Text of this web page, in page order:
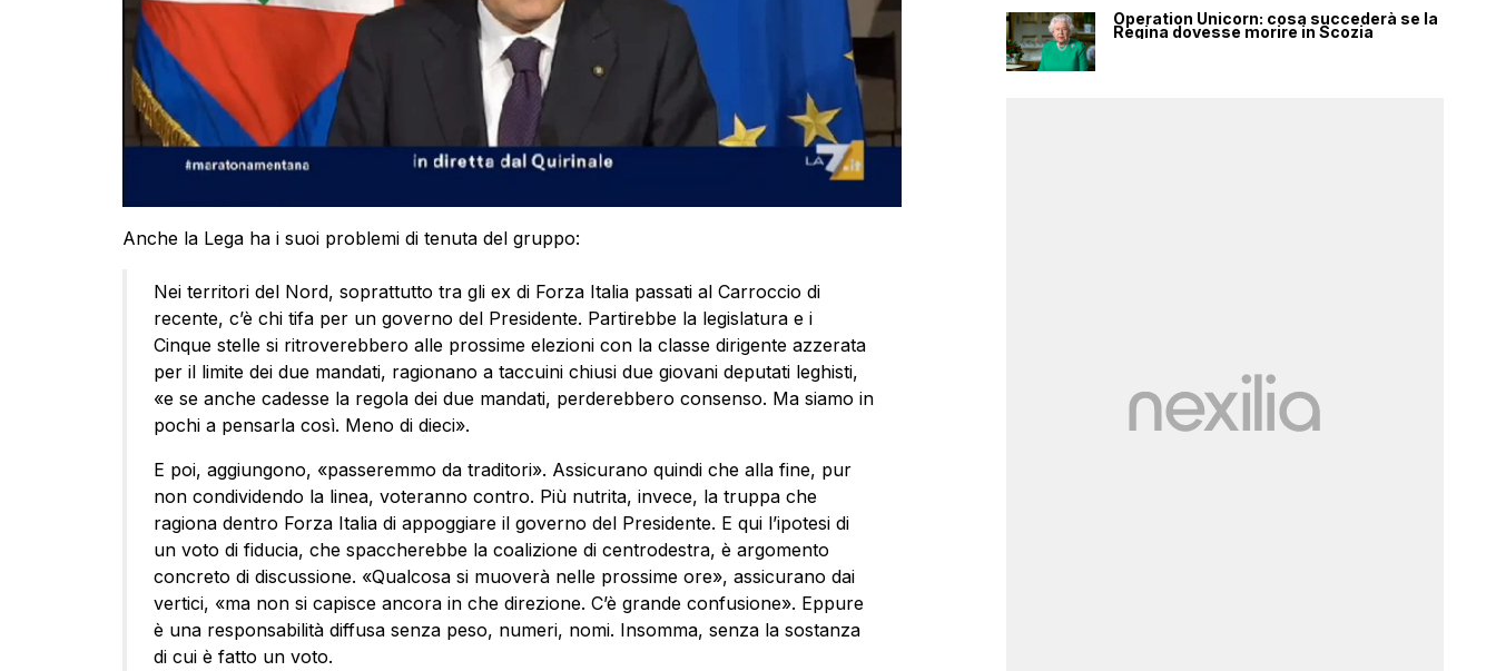
Anche la Lega ha i suoi problemi di tenuta del gruppo:
Nei territori del Nord, soprattutto tra gli ex di Forza Italia passati al Carroccio di
recente, c’è chi tifa per un governo del Presidente. Partirebbe la legislatura e i
Cinque stelle si ritroverebbero alle prossime elezioni con la classe dirigente azzerata
per il limite dei due mandati, ragionano a taccuini chiusi due giovani deputati leghisti,
«e se anche cadesse la regola dei due mandati, perderebbero consenso. Ma siamo in
pochi a pensarla così. Meno di dieci».
E poi, aggiungono, «passeremmo da traditori». Assicurano quindi che alla fine, pur
non condividendo la linea, voteranno contro. Più nutrita, invece, la truppa che
ragiona dentro Forza Italia di appoggiare il governo del Presidente. E qui l’ipotesi di
un voto di fiducia, che spaccherebbe la coalizione di centrodestra, è argomento
concreto di discussione. «Qualcosa si muoverà nelle prossime ore», assicurano dai
vertici, «ma non si capisce ancora in che direzione. C’è grande confusione». Eppure
è una responsabilità diffusa senza peso, numeri, nomi. Insomma, senza la sostanza
di cui è fatto un voto.
Operation Unicorn: cosa succederà se la
Regina dovesse morire in Scozia